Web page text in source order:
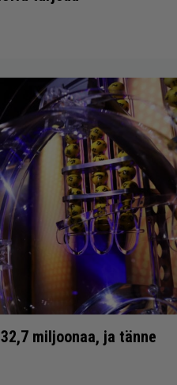
miljoonaa, ja tänne